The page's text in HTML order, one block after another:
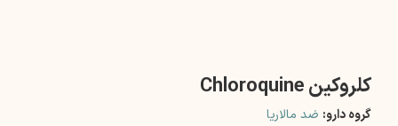
کلروکین Chloroquine
گروه دارو: ضد مالاریا